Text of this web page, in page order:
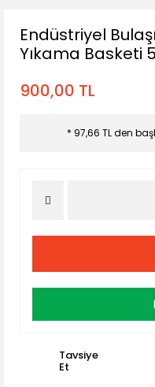
Endüstriyel
Yıkama Basketi
900,00 TL
* 97,66 TL den
Tavsiye
Et